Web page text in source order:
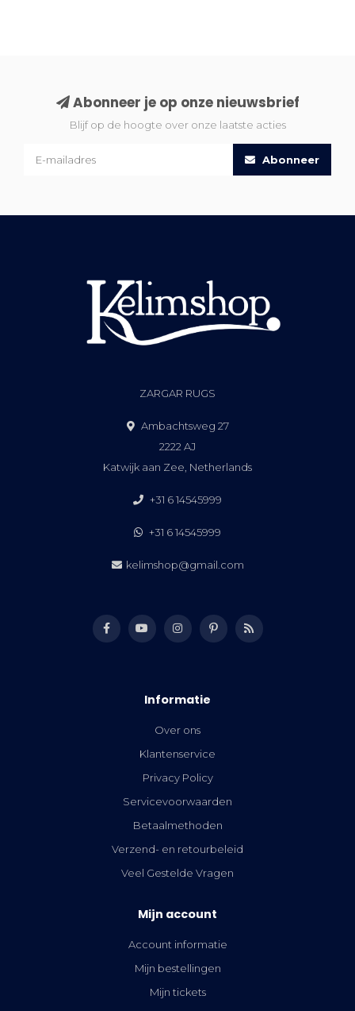
Abonneer je op onze nieuwsbrief
Blijf op de hoogte over onze laatste acties
Abonneer
ZARGAR RUGS
Ambachtsweg 27
2222 AJ
Katwijk aan Zee, Netherlands
+31 6 14545999
+31 6 14545999
kelimshop@gmail.com
Informatie
Over ons
Klantenservice
Privacy Policy
Servicevoorwaarden
Betaalmethoden
Verzend- en retourbeleid
Veel Gestelde Vragen
Mijn account
Account informatie
Mijn bestellingen
Mijn tickets